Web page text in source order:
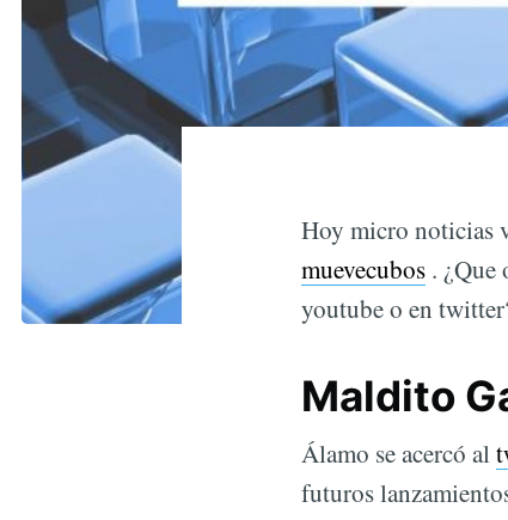
Hoy micro noticias
muevecubos . ¿Que
youtube o en
Maldito
Álamo se acercó al
futuros